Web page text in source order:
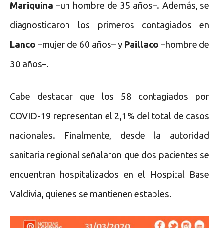
Mariquina –un hombre de 35 años–. Además, se
diagnosticaron los primeros contagiados en
Lanco –mujer de 60 años– y Paillaco –hombre de
30 años–.
Cabe destacar que los 58 contagiados por
COVID-19 representan el 2,1% del total de casos
nacionales. Finalmente, desde la autoridad
sanitaria regional señalaron que dos pacientes se
encuentran hospitalizados en el Hospital Base
Valdivia, quienes se mantienen estables.